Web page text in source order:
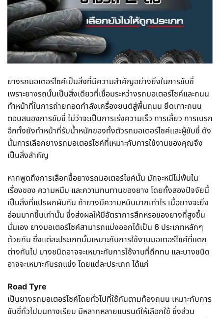
ยางรถมอเตอร์ไซค์เป็นสิ่งที่มีความสำคัญอย่างยิ่งในการขับขี่
เพราะยางรถนั้นเป็นสิ่งเดียวที่เชื่อมระหว่างรถมอเตอร์ไซค์และถนน
ทำหน้าที่ในการถ่ายทอดกำลังเครื่องยนต์สู่พื้นถนน ยึดเกาะถนน
ตอบสนองการขับขี่ ไม่ว่าจะเป็นการเร่งความเร็ว การเลี้ยว การเบรก
อีกทั้งยังทำหน้าที่รับน้ำหนักของทั้งตัวรถมอเตอร์ไซค์และผู้ขับขี่ ดัง
นั้นการเลือกยางรถมอเตอร์ไซค์ที่เหมาะกับการใช้งานของคุณจึง
เป็นสิ่งสำคัญ
หากพูดถึงการเลือกซื้อยางรถมอเตอร์ไซค์นั้น มักจะหนีไม่พ้นใน
เรื่องของ ความหนึบ และความทนทานของยาง โดยทั้งสองปัจจัยนี้
เป็นสิ่งที่แปรผกผันกัน ถ้ายางมีความหนึบมากเท่าไร เนื้อยางจะยิ่ง
อ่อนมากขึ้นเท่านั้น ซึ่งส่งผลให้มีอัตราการสึกหรอของยางที่สูงขึ้น
นั่นเอง ยางมอเตอร์ไซค์สามารถแบ่งออกได้เป็น 6 ประเภทหลักๆ
ด้วยกัน ซึ่งแต่ละประเภทนั้นเหมาะกับการใช้งานมอเตอร์ไซค์ที่แตก
ต่างกันไป บางชนิดอาจจะเหมาะกับการใช้งานที่ถึกทน และบางชนิด
อาจจะเหมาะกับรถแข่ง โดยแต่ละประเภท ได้แก่
Road Tyre
เป็นยางรถมอเตอร์ไซค์โดยทั่วไปที่ใช้กันตามท้องถนน เหมาะกับการ
ขับขี่ทั่วไปบนทางเรียบ มีหลากหลายแบรนด์ให้เลือกใช้ ซึ่งส่วน